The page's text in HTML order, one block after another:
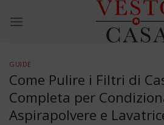
GUIDE
Come Pulire i Filtri di
Completa per
Aspirapolvere e